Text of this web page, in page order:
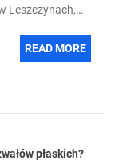
Leszczynach,
READ MORE
płaskich?